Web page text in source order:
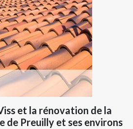
et la rénovation de la
de Preuilly et ses environs